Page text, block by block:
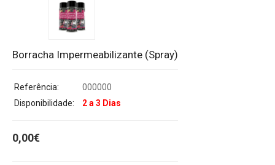
Borracha Impermeabilizante (Spray)
Referência:
000000
Disponibilidade:
2 a 3 Dias
0,00€